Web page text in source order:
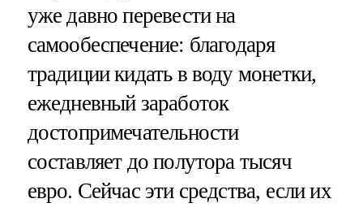
уже давно перевести на
самообеспечение: благодаря
традиции кидать в воду монетки,
ежедневный заработок
достопримечательности
составляет до полутора тысяч
евро. Сейчас эти средства, если их